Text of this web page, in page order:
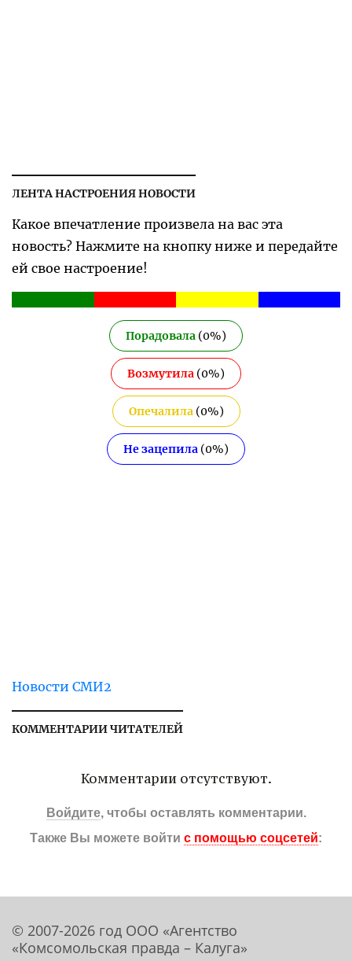
ЛЕНТА НАСТРОЕНИЯ НОВОСТИ
Какое впечатление произвела на вас эта
новость? Нажмите на кнопку ниже и передайте
ей свое настроение!
Порадовала (0%)
Возмутила (0%)
Опечалила(0%)
Не зацепила (0%)
Новости СМИ2
КОММЕНТАРИИ ЧИТАТЕЛЕЙ
Комментарии отсутствуют.
Войдите, чтобы оставлять комментарии.
Также Вы можете войти с помощью соцсетей:
© 2007-2026 год ООО «Агентство
«Комсомольская правда – Калуга»